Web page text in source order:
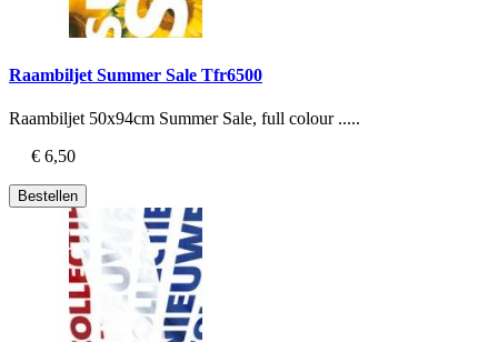
Raambiljet Summer Sale Tfr6500
Raambiljet 50x94cm Summer Sale, full colour .....
€ 6,50
Bestellen